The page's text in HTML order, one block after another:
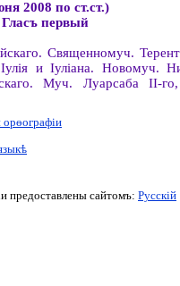
2008 по ст.ст.)
первый
Священномуч.
и Іуліана. Новомуч.
Муч. Луарсаба II-
орѳографiи
предоставлены сайтомъ: Русскiй